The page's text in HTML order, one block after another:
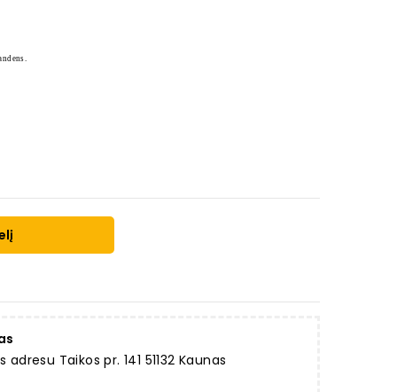
Taikos pr. 141 51132 Kaunas